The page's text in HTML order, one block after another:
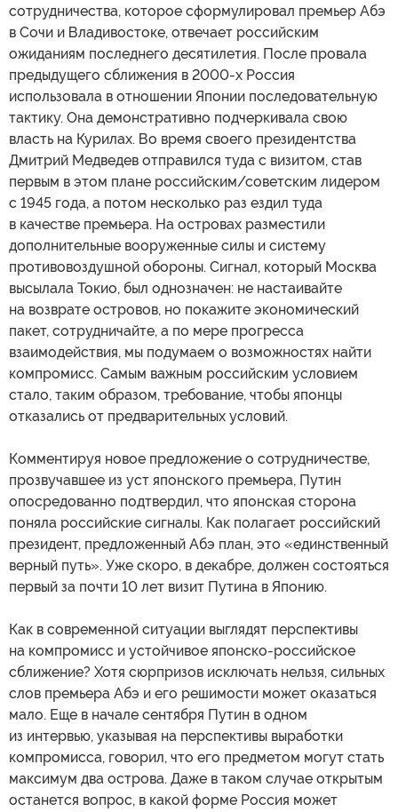
сотрудничества, которое сформулировал премьер Абэ
в Сочи и Владивостоке, отвечает российским
ожиданиям последнего десятилетия. После провала
предыдущего сближения в 2000-х Россия
использовала в отношении Японии последовательную
тактику. Она демонстративно подчеркивала свою
власть на Курилах. Во время своего президентства
Дмитрий Медведев отправился туда с визитом, став
первым в этом плане российским/советским лидером
с 1945 года, а потом несколько раз ездил туда
в качестве премьера. На островах разместили
дополнительные вооруженные силы и систему
противовоздушной обороны. Сигнал, который Москва
высылала Токио, был однозначен: не настаивайте
на возврате островов, но покажите экономический
пакет, сотрудничайте, а по мере прогресса
взаимодействия, мы подумаем о возможностях найти
компромисс. Самым важным российским условием
стало, таким образом, требование, чтобы японцы
отказались от предварительных условий.
Комментируя новое предложение о сотрудничестве,
прозвучавшее из уст японского премьера, Путин
опосредованно подтвердил, что японская сторона
поняла российские сигналы. Как полагает российский
президент, предложенный Абэ план, это «единственный
верный путь». Уже скоро, в декабре, должен состояться
первый за почти 10 лет визит Путина в Японию.
Как в современной ситуации выглядят перспективы
на компромисс и устойчивое японско-российское
сближение? Хотя сюрпризов исключать нельзя, сильных
слов премьера Абэ и его решимости может оказаться
мало. Еще в начале сентября Путин в одном
из интервью, указывая на перспективы выработки
компромисса, говорил, что его предметом могут стать
максимум два острова. Даже в таком случае открытым
останется вопрос, в какой форме Россия может